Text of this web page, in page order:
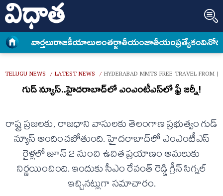
వార్త‌లురాజకీయాలుఅంత‌ర్జాతీయంజాతీయంప్రత్యేకం
TELUGU NEWS / LATEST NEWS / HYDERABAD MMTS FREE TRAVEL FROM
గుడ్ న్యూస్..హైదరాబాద్‌లో ఎంఎంటీఎస్‌లో ఫ్రీ జర్నీ!
రాష్ట్ర ప్రజలకు, రాజధాని వాసులకు తెలంగాణ ప్రభుత్వం గుడ్
న్యూస్ అందించబోతుంది. హైదరాబాద్‌లో ఎంఎంటీఎస్‌
రైళ్లలో జూన్ 2 నుంచి ఉచిత ప్రయాణం అమలుకు
నిర్ణయించింది. ఇందుకు సీఎం రేవంత్ రెడ్డి గ్రీన్ సిగ్నల్
ఇచ్చినట్లుగా సమాచారం.